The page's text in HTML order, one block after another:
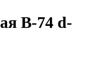
B-74 d-